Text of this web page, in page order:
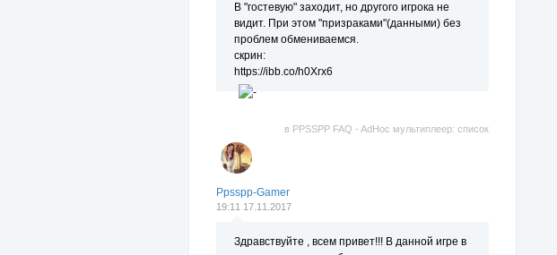
В "гостевую" заходит, но другого игрока не
видит. При этом "призраками"(данными) без
проблем обмениваемся.
скрин:
https://ibb.co/h0Xrx6
в PPSSPP FAQ - AdHoc мультиплеер: список
Ppsspp-Gamer
19:11 17.11.2017
Здравствуйте , всем привет!!! В данной игре в